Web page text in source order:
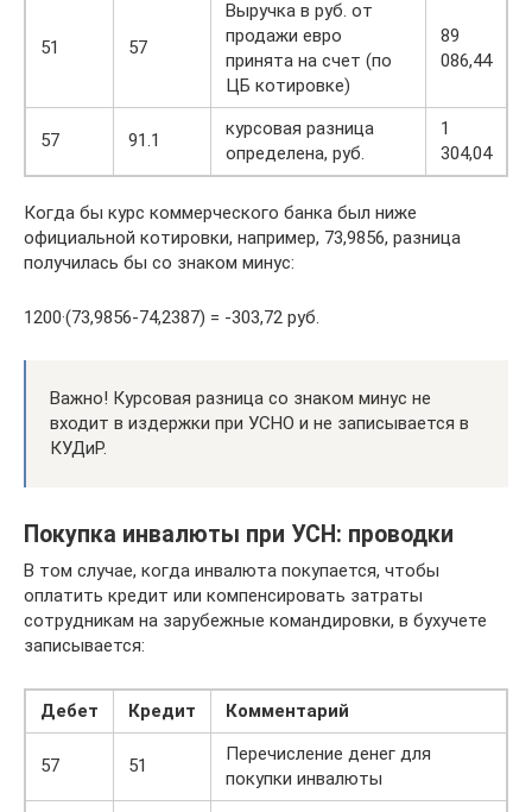
51 57
Выручка в руб. от
продажи евро
принята на счет (по
ЦБ котировке)
89
086,44
57 91.1
курсовая разница
определена, руб.
1
304,04
Когда бы курс коммерческого банка был ниже
официальной котировки, например, 73,9856, разница
получилась бы со знаком минус:
1200·(73,9856-74,2387) = -303,72 руб.
Важно! Курсовая разница со знаком минус не
входит в издержки при УСНО и не записывается в
КУДиР.
Покупка инвалюты при УСН: проводки
В том случае, когда инвалюта покупается, чтобы
оплатить кредит или компенсировать затраты
сотрудникам на зарубежные командировки, в бухучете
записывается:
Дебет Кредит Комментарий
57 51
Перечисление денег для
покупки инвалюты